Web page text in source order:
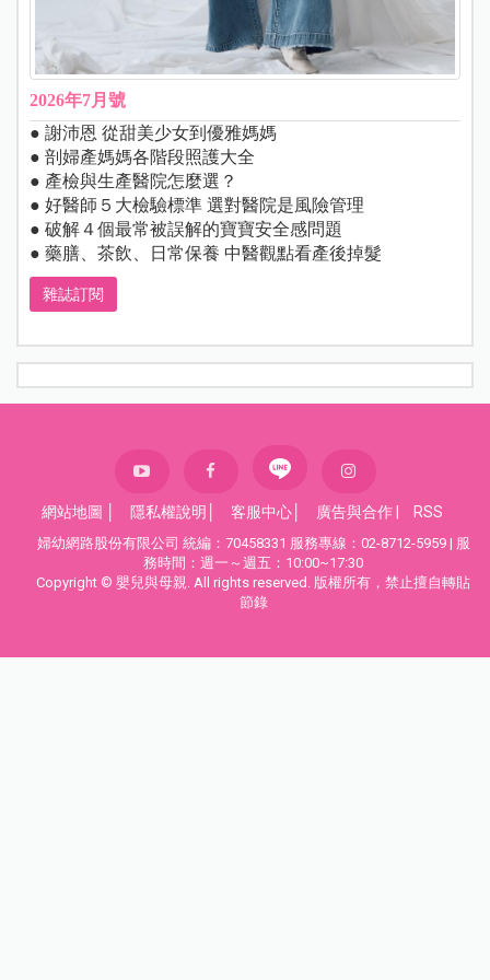
2026年7月號
● 謝沛恩 從甜美少女到優雅媽媽
● 剖婦產媽媽各階段照護大全
● 產檢與生產醫院怎麼選？
● 好醫師５大檢驗標準 選對醫院是風險管理
● 破解４個最常被誤解的寶寶安全感問題
● 藥膳、茶飲、日常保養 中醫觀點看產後掉髮
雜誌訂閱
網站地圖 隱私權說明 客服中心 廣告與合作 RSS
婦幼網路股份有限公司 統編：70458331 服務專線：02-8712-5959 | 服
務時間：週一～週五：10:00~17:30
Copyright © 嬰兒與母親. All rights reserved. 版權所有，禁止擅自轉貼
節錄